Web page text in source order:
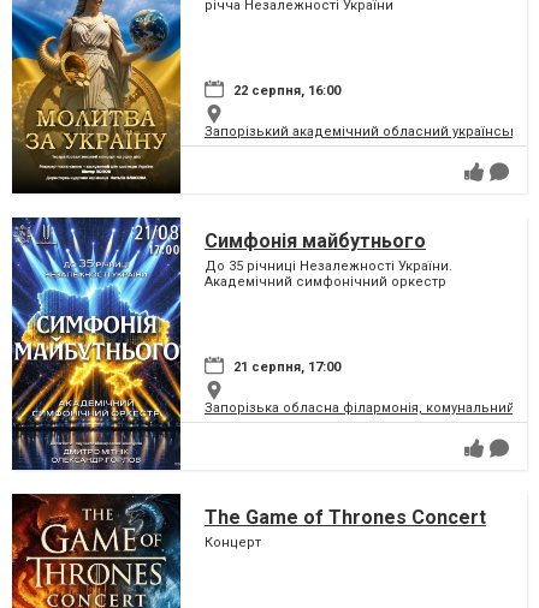
річча Незалежності України
22 серпня, 16:00
Запорізький академічний обласний
Симфонія майбутнього
До 35 річниці Незалежності України.
Академічний симфонічний оркестр
21 серпня, 17:00
Запорізька обласна філармонія, комунальний
The Game of Thrones Concert
Концерт